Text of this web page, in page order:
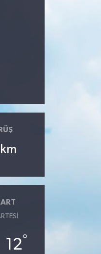
km
12°